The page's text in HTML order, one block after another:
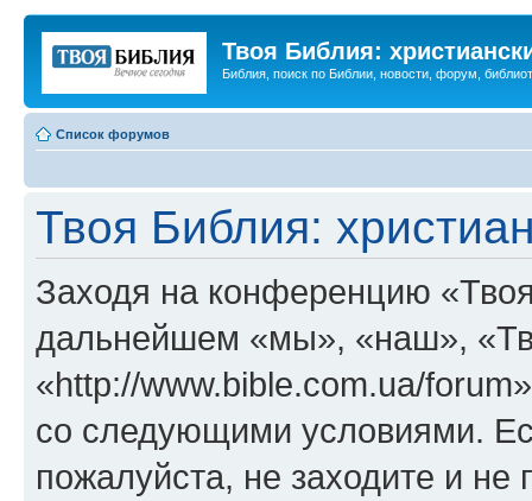
Твоя Библия:
Библия, поиск по Библии, новости, форум,
Список форумов
Твоя Библия:
Заходя на конференцию
дальнейшем «мы», «наш»,
«http://www.bible.com.ua/
со следующими условиями.
пожалуйста, не заходите и